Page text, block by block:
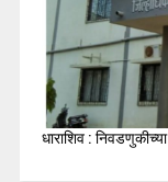
धाराशिव :